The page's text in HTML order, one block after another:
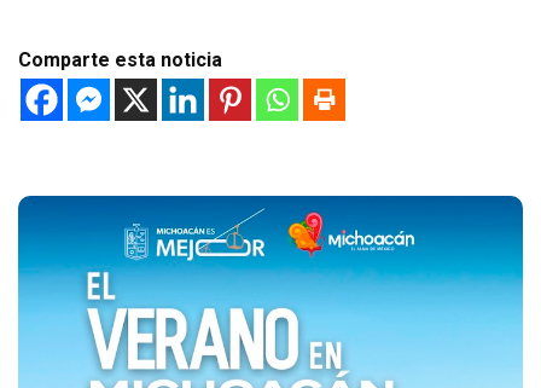
Comparte esta noticia